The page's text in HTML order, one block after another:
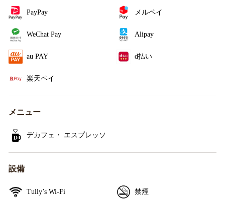
PayPay メルペイ
WeChat Pay Alipay
au PAY d払い
楽天ペイ
メニュー
デカフェ・ エスプレッソ
設備
Tully’s Wi-Fi 禁煙